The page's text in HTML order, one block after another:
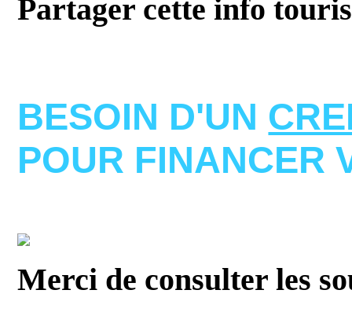
Partager cette info
BESOIN D'UN
POUR FINANCER
Merci de consulter les